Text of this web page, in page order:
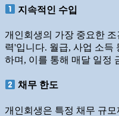
지속적인 수입
개인회생의 가장 중요한
력'입니다. 월급, 사업 소득
하며, 이를 통해 매달 일정
채무 한도
개인회생은 특정 채무 규